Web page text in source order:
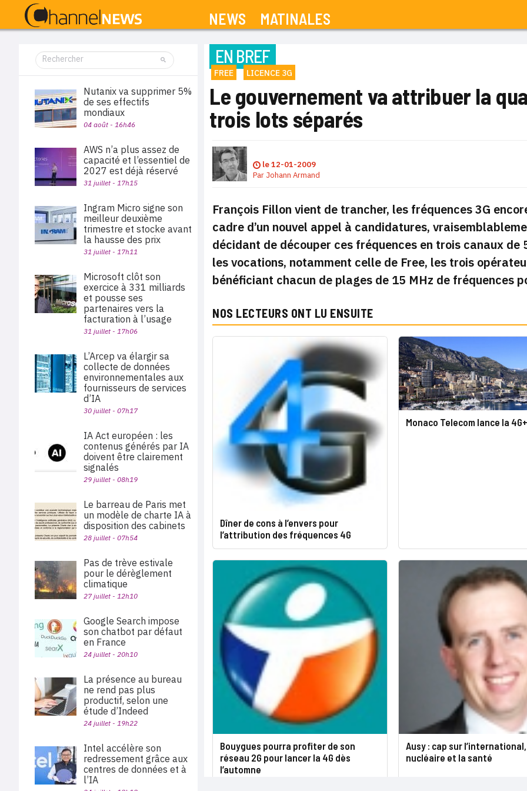
NEWS MATINALES
EN BREF
FREE LICENCE 3G
Le gouvernement va attribuer la
trois lots séparés
le12-01-2009
Par Johann Armand
François Fillon vient de trancher, les fréquences 3G
cadre d’un nouvel appel à candidatures,
décidant de découper ces fréquences en trois canaux
les vocations, notamment celle de Free, les trois
bénéficiant chacun de plages de 15 MHz de fréquences
NOS LECTEURS ONT LU ENSUITE
Dîner de cons à l’envers pour
l’attribution des fréquences 4G
Monaco Telecom lance la
Bouygues pourra profiter de son
réseau 2G pour lancer la 4G dès
l’automne
Ausy : cap sur
nucléaire et la santé
Nutanix va supprimer 5%
de ses effectifs
mondiaux
04 août - 16h46
AWS n’a plus assez de
capacité et l’essentiel de
2027 est déjà réservé
31 juillet - 17h15
Ingram Micro signe son
meilleur deuxième
trimestre et stocke avant
la hausse des prix
31 juillet - 17h11
Microsoft clôt son
exercice à 331 milliards
et pousse ses
partenaires vers la
facturation à l’usage
31 juillet - 17h06
L’Arcep va élargir sa
collecte de données
environnementales aux
fournisseurs de services
d’IA
30 juillet - 07h17
IA Act européen : les
contenus générés par IA
doivent être clairement
signalés
29 juillet - 08h19
Le barreau de Paris met
un modèle de charte IA à
disposition des cabinets
28 juillet - 07h54
Pas de trève estivale
pour le dérèglement
climatique
27 juillet - 12h10
Google Search impose
son chatbot par défaut
en France
24 juillet - 20h10
La présence au bureau
ne rend pas plus
productif, selon une
étude d’Indeed
24 juillet - 19h22
Intel accélère son
redressement grâce aux
centres de données et à
l’IA